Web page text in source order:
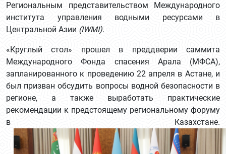
Региональным представительством Международного
института управления водными ресурсами в
Центральной Азии (IWMI).
«Круглый стол» прошел в преддверии саммита
Международного Фонда спасения Арала (МФСА),
запланированного к проведению 22 апреля в Астане, и
был призван обсудить вопросы водной безопасности в
регионе, а также выработать практические
рекомендации к предстоящему региональному форуму
в Казахстане.